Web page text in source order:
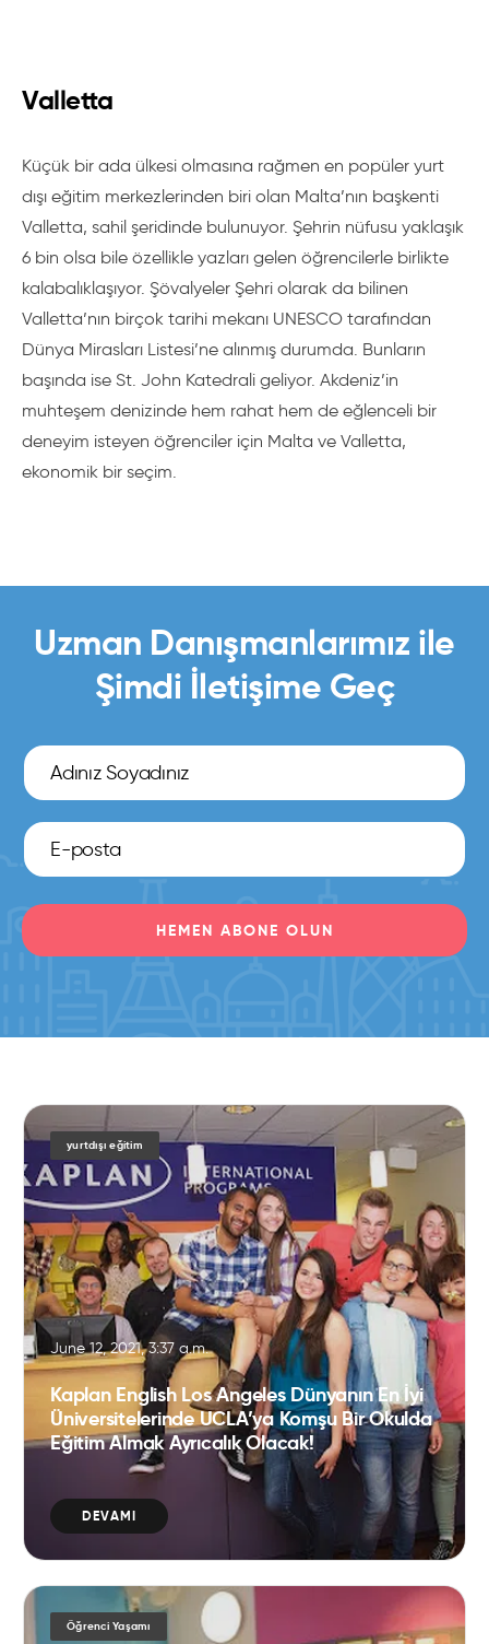
Valletta
Küçük bir ada ülkesi olmasına rağmen en popüler yurt
dışı eğitim merkezlerinden biri olan Malta’nın başkenti
Valletta, sahil şeridinde bulunuyor. Şehrin nüfusu yaklaşık
6 bin olsa bile özellikle yazları gelen öğrencilerle birlikte
kalabalıklaşıyor. Şövalyeler Şehri olarak da bilinen
Valletta’nın birçok tarihi mekanı UNESCO tarafından
Dünya Mirasları Listesi’ne alınmış durumda. Bunların
başında ise St. John Katedrali geliyor. Akdeniz’in
muhteşem denizinde hem rahat hem de eğlenceli bir
deneyim isteyen öğrenciler için Malta ve Valletta,
ekonomik bir seçim.
Uzman Danışmanlarımız ile
Şimdi İletişime Geç
HEMEN ABONE OLUN
yurtdışı eğitim
June 12, 2021, 3:37 a.m.
Kaplan English Los Angeles Dünyanın En İyi
Üniversitelerinde UCLA’ya Komşu Bir Okulda
Eğitim Almak Ayrıcalık Olacak!
DEVAMI
Öğrenci Yaşamı